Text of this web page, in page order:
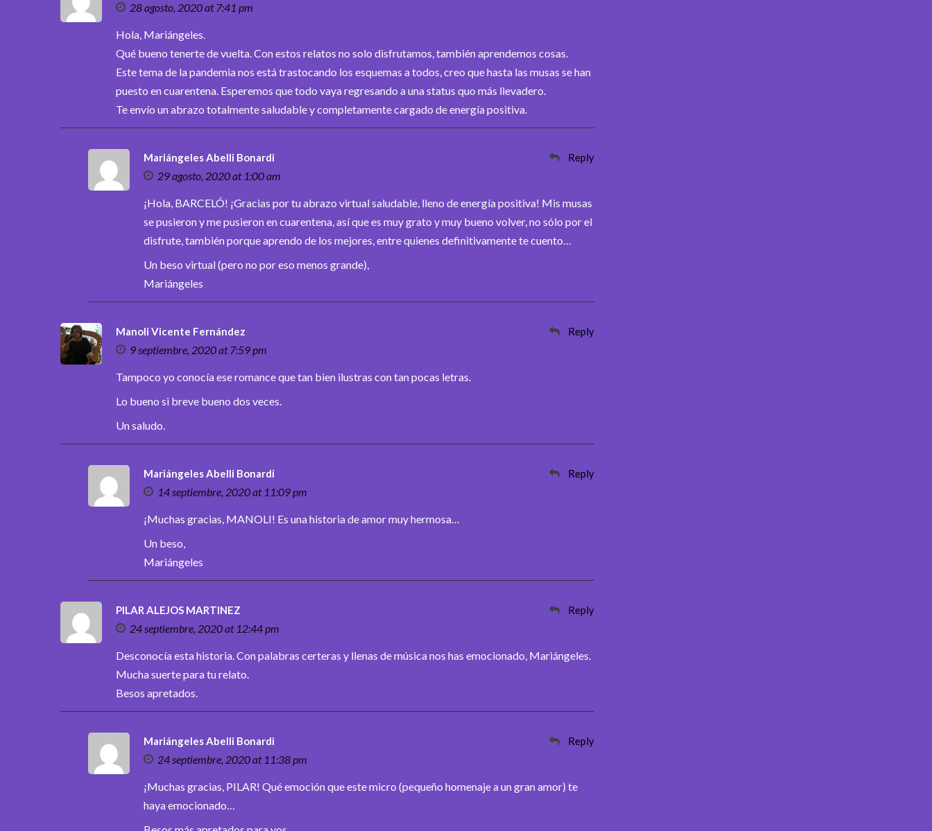
28 agosto, 2020 at 7:41 pm
Hola, Mariángeles.
Qué bueno tenerte de vuelta. Con estos relatos no solo disfrutamos, también aprendemos cosas.
Este tema de la pandemia nos está trastocando los esquemas a todos, creo que hasta las musas se han
puesto en cuarentena. Esperemos que todo vaya regresando a una status quo más llevadero.
Te envío un abrazo totalmente saludable y completamente cargado de energía positiva.
Mariángeles Abelli Bonardi
29 agosto, 2020 at 1:00 am
Reply
¡Hola, BARCELÓ! ¡Gracias por tu abrazo virtual saludable, lleno de energía positiva! Mis musas
se pusieron y me pusieron en cuarentena, así que es muy grato y muy bueno volver, no sólo por el
disfrute, también porque aprendo de los mejores, entre quienes definitivamente te cuento…
Un beso virtual (pero no por eso menos grande),
Mariángeles
Manoli Vicente Fernández
9 septiembre, 2020 at 7:59 pm
Reply
Tampoco yo conocía ese romance que tan bien ilustras con tan pocas letras.
Lo bueno si breve bueno dos veces.
Un saludo.
Mariángeles Abelli Bonardi
14 septiembre, 2020 at 11:09 pm
Reply
¡Muchas gracias, MANOLI! Es una historia de amor muy hermosa…
Un beso,
Mariángeles
PILAR ALEJOS MARTINEZ
24 septiembre, 2020 at 12:44 pm
Reply
Desconocía esta historia. Con palabras certeras y llenas de música nos has emocionado, Mariángeles.
Mucha suerte para tu relato.
Besos apretados.
Mariángeles Abelli Bonardi
24 septiembre, 2020 at 11:38 pm
Reply
¡Muchas gracias, PILAR! Qué emoción que este micro (pequeño homenaje a un gran amor) te
haya emocionado…